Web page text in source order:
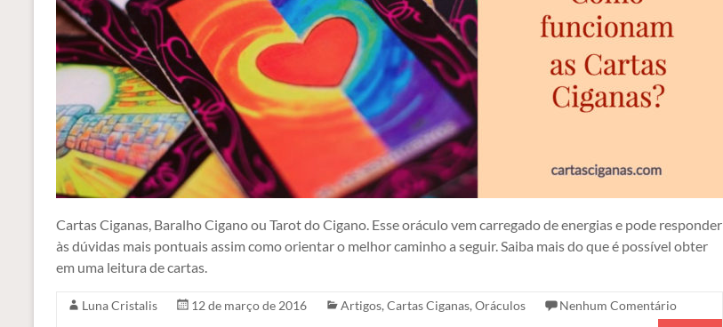
Cartas Ciganas, Baralho Cigano ou Tarot do Cigano. Esse oráculo vem carregado de energias e pode responder
às dúvidas mais pontuais assim como orientar o melhor caminho a seguir. Saiba mais do que é possível obter
em uma leitura de cartas.
Luna Cristalis 12 de março de 2016 Artigos, Cartas Ciganas, Oráculos
Nenhum Comentário